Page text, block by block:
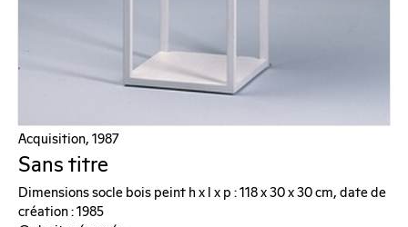
Acquisition, 1987
Sans titre
Dimensions socle bois peint h x l x p : 118 x 30 x 30 cm, date de
création : 1985